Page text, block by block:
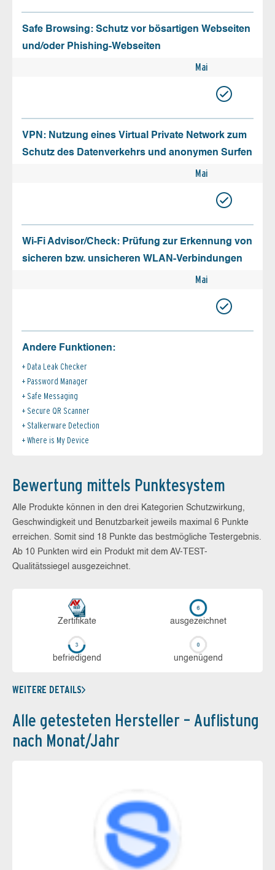
Safe Browsing: Schutz vor bösartigen Webseiten
und/oder Phishing-Webseiten
Mai
VPN: Nutzung eines Virtual Private Network zum
Schutz des Datenverkehrs und anonymen Surfen
Mai
Wi-Fi Advisor/Check: Prüfung zur Erkennung von
sicheren bzw. unsicheren WLAN-Verbindungen
Mai
Andere Funktionen:
Data Leak Checker
Password Manager
Safe Messaging
Secure QR Scanner
Stalkerware Detection
Where is My Device
Bewertung mittels Punktesystem
Alle Produkte können in den drei Kategorien Schutzwirkung,
Geschwindigkeit und Benutzbarkeit jeweils maximal 6 Punkte
erreichen. Somit sind 18 Punkte das bestmögliche Testergebnis.
Ab 10 Punkten wird ein Produkt mit dem AV-TEST-
Qualitätssiegel ausgezeichnet.
Zerti­fikate aus­ge­zeich­net
be­frie­di­gend un­ge­nü­gend
WEITERE DETAILS
Alle getesteten Hersteller – Auflistung
nach Monat/Jahr